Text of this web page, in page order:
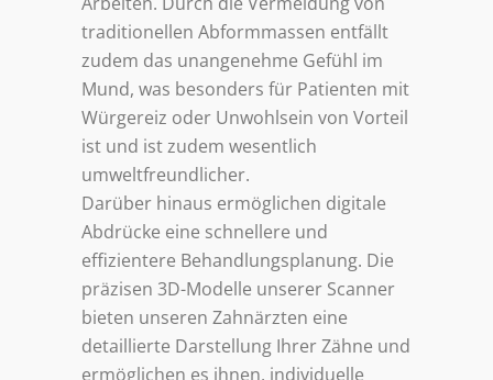
traditionellen Abformmassen entfällt
zudem das unangenehme Gefühl im
Mund, was besonders für Patienten mit
Würgereiz oder Unwohlsein von Vorteil
ist und ist zudem wesentlich
umweltfreundlicher.
Darüber hinaus ermöglichen digitale
Abdrücke eine schnellere und
effizientere Behandlungsplanung. Die
präzisen 3D-Modelle unserer Scanner
bieten unseren Zahnärzten eine
detaillierte Darstellung Ihrer Zähne und
ermöglichen es ihnen, individuelle